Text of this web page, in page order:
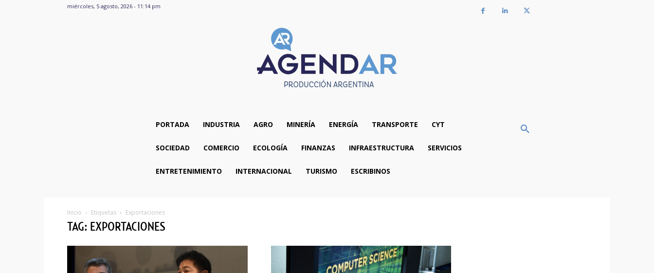
miércoles, 5 agosto, 2026 - 11:14 pm
PORTADA INDUSTRIA AGRO MINERÍA ENERGÍA TRANSPORTE CYT
SOCIEDAD COMERCIO ECOLOGÍA FINANZAS INFRAESTRUCTURA SERVICIOS
ENTRETENIMIENTO INTERNACIONAL TURISMO ESCRIBINOS
Inicio Etiquetas Exportaciones
TAG: EXPORTACIONES